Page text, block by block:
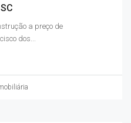
a preço de
dos...